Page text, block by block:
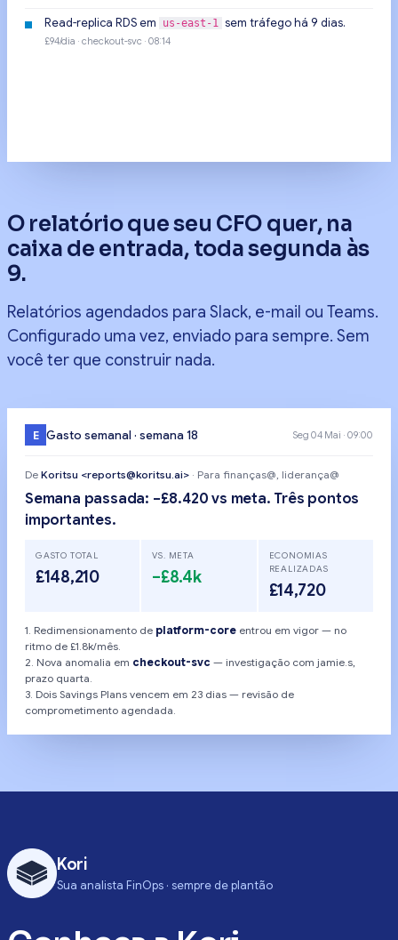
Read-replica RDS em us-east-1 sem tráfego há 9 dias.
£94/dia · checkout-svc · 08:14
O relatório que seu CFO quer, na
caixa de entrada, toda segunda às
9.
Relatórios agendados para Slack, e-mail ou Teams.
Configurado uma vez, enviado para sempre. Sem
você ter que construir nada.
E Gasto semanal · semana 18 Seg 04 Mai · 09:00
De Koritsu <reports@koritsu.ai> · Para finanças@, liderança@
Semana passada: −£8.420 vs meta. Três pontos
importantes.
GASTO TOTAL
£148,210
VS. META
−£8.4k
ECONOMIAS
REALIZADAS
£14,720
1. Redimensionamento de platform-core entrou em vigor — no
ritmo de £1.8k/mês.
2. Nova anomalia em checkout-svc — investigação com jamie.s,
prazo quarta.
3. Dois Savings Plans vencem em 23 dias — revisão de
comprometimento agendada.
Kori
Sua analista FinOps · sempre de plantão